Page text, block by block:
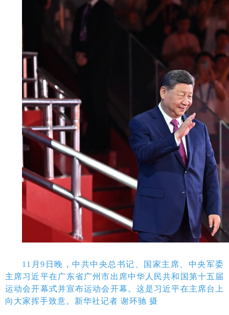
11月9日晚，中共中央总书记、国家主席、中央军委
主席习近平在广东省广州市出席中华人民共和国第十五届
运动会开幕式并宣布运动会开幕。这是习近平在主席台上
向大家挥手致意。新华社记者 谢环驰 摄